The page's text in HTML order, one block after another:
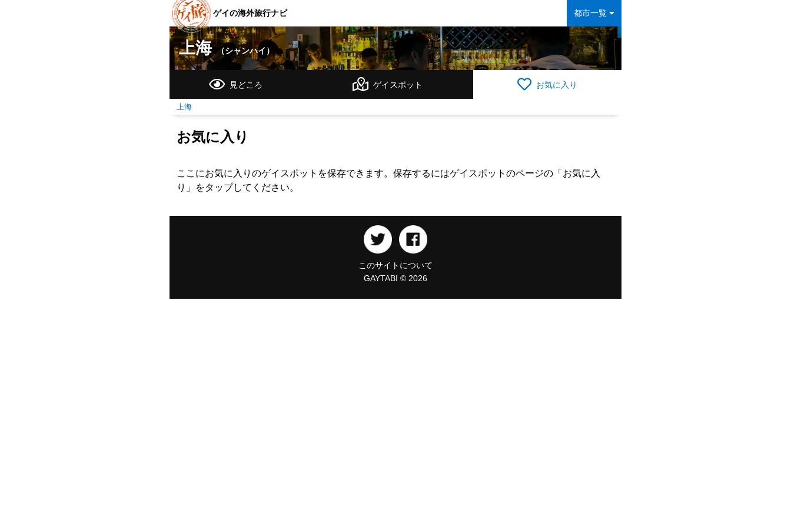
都市一覧
ゲイの海外旅行ナビ
上海（シャンハイ）
見どころ ゲイスポット お気に入り
上海
お気に入り
ここにお気に入りのゲイスポットを保存できます。保存するにはゲイスポットのページの「お気に入
り」をタップしてください。
このサイトについて
GAYTABI © 2026